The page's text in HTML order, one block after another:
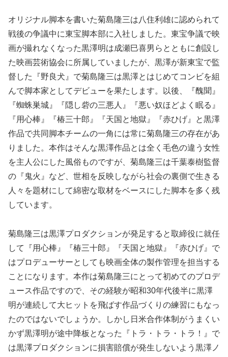
オリジナル脚本を書いた菊島隆三は八住利雄に認められて
戦後の争議中に東宝脚本部に入社しました。東宝争議で映
画が撮れなくなった黒澤明は成瀬巳喜男らとともに創設し
た映画芸術協会に所属していましたが、黒澤が新東宝で監
督した『野良犬』で菊島隆三は黒澤とはじめてコンビを組
んで脚本家としてデビューを果たします。以後、『醜聞』
『蜘蛛巣城』『隠し砦の三悪人』『悪い奴ほどよく眠る』
『用心棒』『椿三十郎』『天国と地獄』『赤ひげ』と黒澤
作品で共同脚本チームの一角には常に菊島隆三の存在があ
りました。本作はそんな黒澤作品とは全く毛色の違う女性
を主人公にした風俗ものですが、菊島隆三は千葉泰樹監督
の『鬼火』など、世相を反映しながら社会の裏側で生きる
人々を題材にして綿密な取材をベースにした脚本を多く残
しています。
菊島隆三は黒澤プロダクションが発足すると取締役に就任
して『用心棒』『椿三十郎』『天国と地獄』『赤ひげ』で
はプロデューサーとしても映画全体の製作管理を担当する
ことになります。本作は菊島隆三にとって初めてのプロデ
ュース作品ですので、その経験が昭和30年代後半に黒澤
明が連続して大ヒットを飛ばす作品づくりの練習にもなっ
たのではないでしょうか。しかし日米合作体制がうまくい
かず黒澤明が途中降板となった『トラ・トラ・トラ！』で
は黒澤プロダクションに損害賠償が発生しないよう黒澤ノ